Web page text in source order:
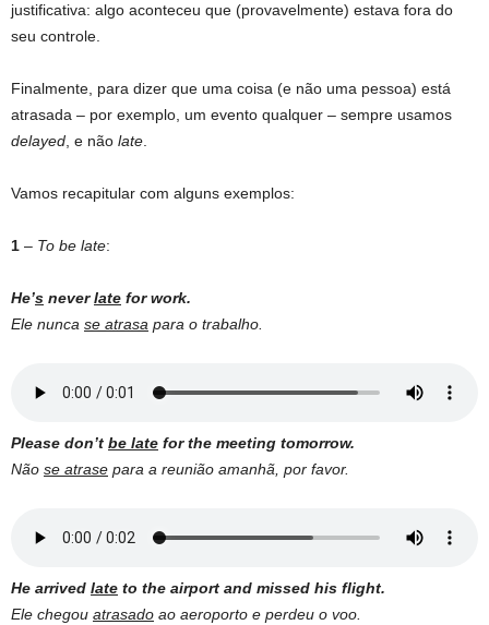
justificativa: algo aconteceu que (provavelmente) estava fora do
seu controle.
Finalmente, para dizer que uma coisa (e não uma pessoa) está
atrasada – por exemplo, um evento qualquer – sempre usamos
delayed , e não late
Vamos recapitular com alguns exemplos:
1 – To be late:
He’s neverlate for work.
Ele nunca se atrasa para o trabalho.
Please don’t be late for the meeting tomorrow.
Não se atrase para a reunião amanhã, por favor.
He arrived late to the airport and missed his flight.
Ele chegou atrasado ao aeroporto e perdeu o voo.